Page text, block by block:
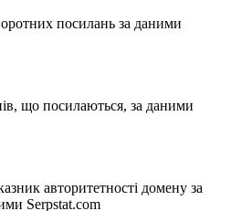
посилань за даними
що посилаються, за даними
авторитетності домену за
Serpstat.com